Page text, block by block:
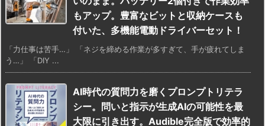
もアップ。豊富なビットと収納ケースも
付いた、多機能電動ドライバーセット！
「力仕事は苦手…」 「ネジを締める作業が多すぎて、手が疲れてしま
う…」 「DIY ...
AI時代の質問力を磨くプロンプトリテラ
シー。問いと指示が生成AIの可能性を最
大限に引き出す。Audible完全版で効率的